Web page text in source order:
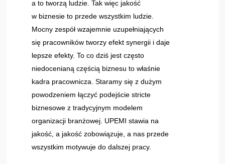
a to tworzą ludzie. Tak więc jakość
w biznesie to przede wszystkim ludzie.
Mocny zespół wzajemnie uzupełniających
się pracowników tworzy efekt synergii i daje
lepsze efekty. To co dziś jest często
niedocenianą częścią biznesu to właśnie
kadra pracownicza. Staramy się z dużym
powodzeniem łączyć podejście stricte
biznesowe z tradycyjnym modelem
organizacji branżowej. UPEMI stawia na
jakość, a jakość zobowiązuje, a nas przede
wszystkim motywuje do dalszej pracy.